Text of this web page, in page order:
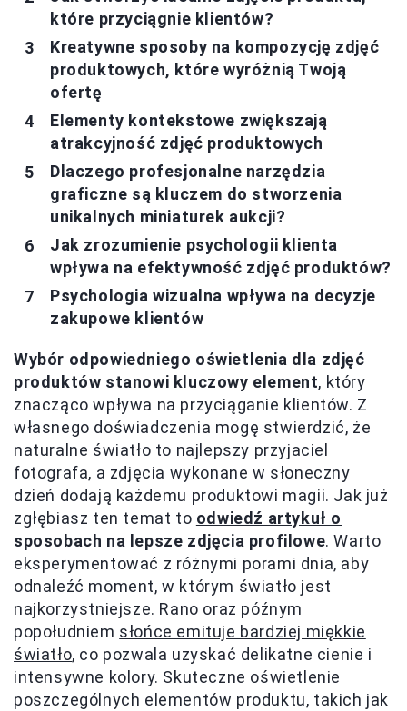
które przyciągnie klientów?
Kreatywne sposoby na kompozycję zdjęć
produktowych, które wyróżnią Twoją
ofertę
Elementy kontekstowe zwiększają
atrakcyjność zdjęć produktowych
Dlaczego profesjonalne narzędzia
graficzne są kluczem do stworzenia
unikalnych miniaturek aukcji?
Jak zrozumienie psychologii klienta
wpływa na efektywność zdjęć produktów?
Psychologia wizualna wpływa na decyzje
zakupowe klientów
Wybór odpowiedniego oświetlenia dla zdjęć
produktów stanowi kluczowy element, który
znacząco wpływa na przyciąganie klientów. Z
własnego doświadczenia mogę stwierdzić, że
naturalne światło to najlepszy przyjaciel
fotografa, a zdjęcia wykonane w słoneczny
dzień dodają każdemu produktowi magii. Jak już
zgłębiasz ten temat to odwiedź artykuł o
sposobach na lepsze zdjęcia profilowe. Warto
eksperymentować z różnymi porami dnia, aby
odnaleźć moment, w którym światło jest
najkorzystniejsze. Rano oraz późnym
popołudniem słońce emituje bardziej miękkie
światło, co pozwala uzyskać delikatne cienie i
intensywne kolory. Skuteczne oświetlenie
poszczególnych elementów produktu, takich jak